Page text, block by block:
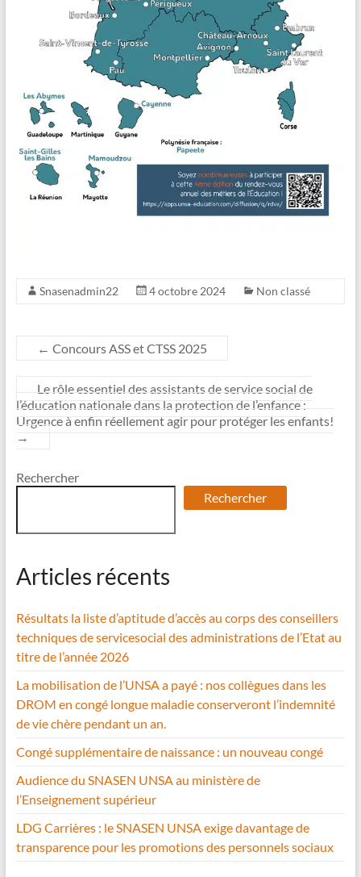
Snasenadmin22 4 octobre 2024 Non classé
← Concours ASS et CTSS 2025
Le rôle essentiel des assistants de service social de
l’éducation nationale dans la protection de l’enfance :
Urgence à enfin réellement agir pour protéger les enfants!
→
Rechercher
Rechercher
Articles récents
Résultats la liste d’aptitude d’accès au corps des conseillers
techniques de servicesocial des administrations de l’Etat au
titre de l’année 2026
La mobilisation de l’UNSA a payé : nos collègues dans les
DROM en congé longue maladie conserveront l’indemnité
de vie chère pendant un an.
Congé supplémentaire de naissance : un nouveau congé
Audience du SNASEN UNSA au ministère de
l’Enseignement supérieur
LDG Carrières : le SNASEN UNSA exige davantage de
transparence pour les promotions des personnels sociaux